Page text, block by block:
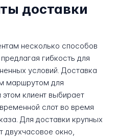
доставки
несколько способов
гибкость для
условий. Доставка
маршрутом для
клиент выбирает
слот во время
Для доставки крупных
двухчасовое окно,